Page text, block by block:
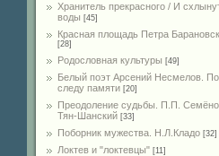
Хранитель прекрасного / И
воды [45]
Красная площадь Петра
[28]
Родословная культуры [49]
Белый поэт Арсений Несмелов. По
следу памяти [20]
Преодоление судьбы. П.П.
Тян-Шанский [33]
Поборник мужества. Н.Л.Кладо [32]
Локтев и "локтевцы" [11]